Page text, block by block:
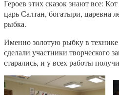
Героев этих сказок знают все:
царь Салтан, богатыри, царевна
рыбка.
Именно золотую рыбку в
сделали участники творческого
старались, и у всех работы